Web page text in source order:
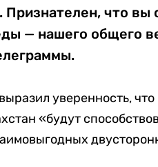
Признателен, что вы
— нашего общего
уверенность,
«будут